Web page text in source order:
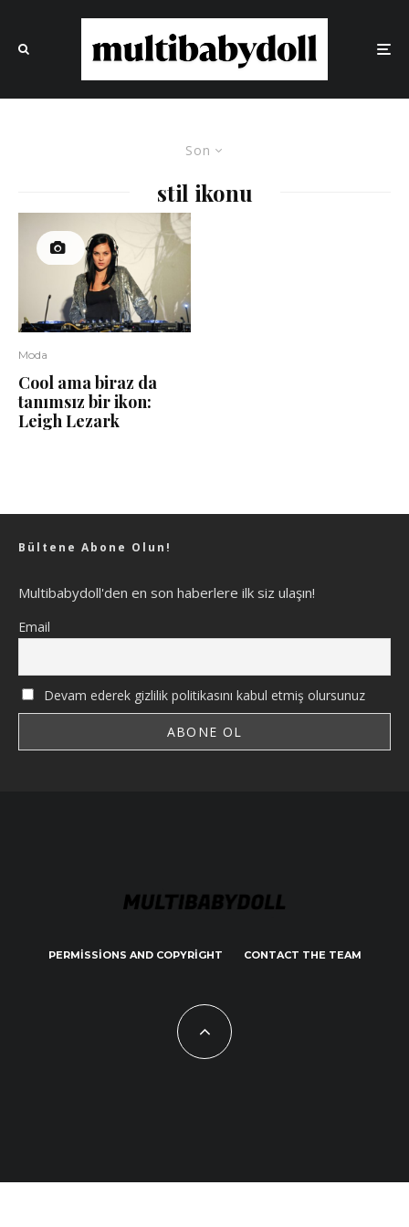
Son
stil ikonu
Moda
Cool ama biraz da
tanımsız bir ikon:
Leigh Lezark
Bültene Abone Olun!
Multibabydoll'den en son haberlere ilk siz ulaşın!
Email
Devam ederek gizlilik politikasını kabul etmiş olursunuz
PERMISSIONS AND COPYRIGHT CONTACT THE TEAM